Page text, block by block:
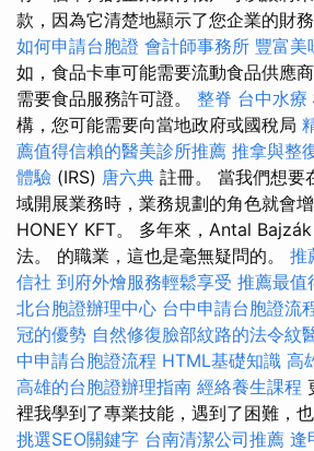
款，因為它清楚地顯示了您企業的財務
如何申請台胞證 會計師事務所 豐富美
如，食品卡車可能需要流動食品供應
需要食品服務許可證。 整脊 台中水療
構，您可能需要向當地政府或國稅局
薦值得信賴的醫美診所推薦 推拿與整
體驗 (IRS) 唐六典 註冊。 當我們想要
域開展業務時，業務規劃的角色就會
HONEY KFT。 多年來，Antal
法。 的職業，這也是毫無疑問的。 推
信社 到府外燴服務輕鬆享受 推薦最值
北台胞證辦理中心 台中申請台胞證流
冠的優勢 自然修復臉部紋路的法令紋
中申請台胞證流程 HTML基礎知識 高
高雄的台胞證辦理指南 經絡養生課程
裡我學到了專業技能，遇到了困難，
挑選SEO關鍵字 台南清潔公司推薦 逢